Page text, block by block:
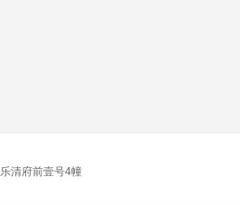
乐清府前壹号4幢